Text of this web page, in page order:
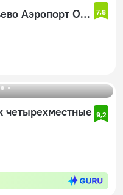
Cosmos Москва Шереметьево Аэропорт Отель 7,8
четырехместные 9,2